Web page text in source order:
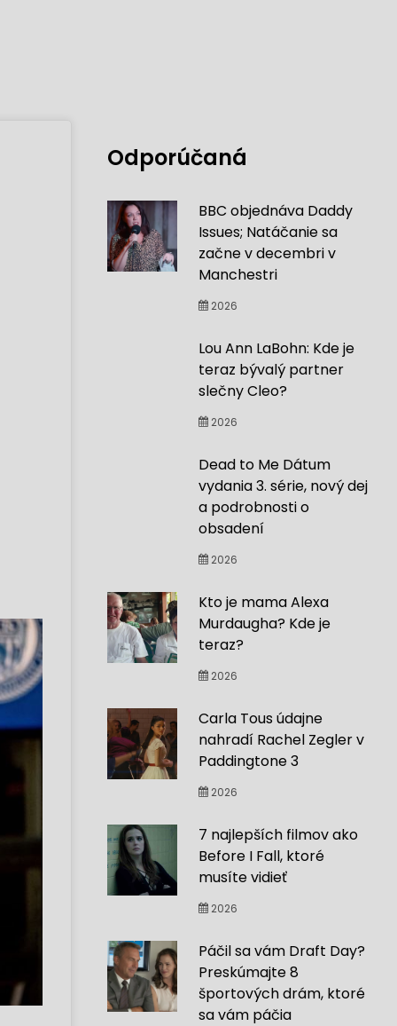
Odporúčaná
BBC objednáva Daddy
Issues; Natáčanie sa
začne v decembri v
Manchestri
2026
Lou Ann LaBohn: Kde je
teraz bývalý partner
slečny Cleo?
2026
Dead to Me Dátum
vydania 3. série, nový dej
a podrobnosti o
obsadení
2026
Kto je mama Alexa
Murdaugha? Kde je
teraz?
2026
Carla Tous údajne
nahradí Rachel Zegler v
Paddingtone 3
2026
7 najlepších filmov ako
Before I Fall, ktoré
musíte vidieť
2026
Páčil sa vám Draft Day?
Preskúmajte 8
športových drám, ktoré
sa vám páčia